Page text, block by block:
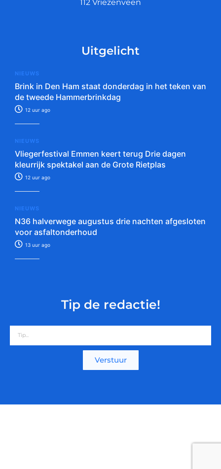
112 Vriezenveen
Uitgelicht
NIEUWS
Brink in Den Ham staat donderdag in het teken van
de tweede Hammerbrinkdag
12 uur ago
NIEUWS
Vliegerfestival Emmen keert terug Drie dagen
kleurrijk spektakel aan de Grote Rietplas
12 uur ago
NIEUWS
N36 halverwege augustus drie nachten afgesloten
voor asfaltonderhoud
13 uur ago
Tip de redactie!
Verstuur